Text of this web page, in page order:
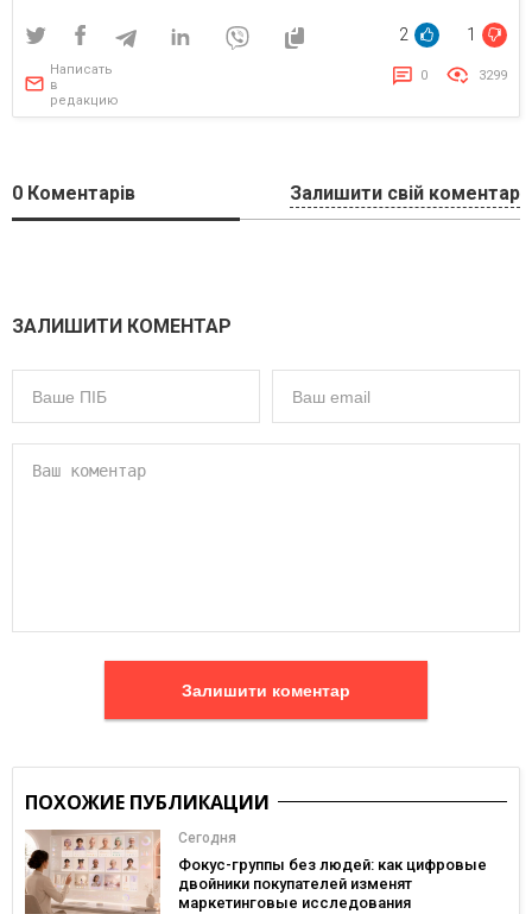
2 1
Написать
в
редакцию
0 3299
0 Коментарів Залишити свій коментар
ЗАЛИШИТИ КОМЕНТАР
Залишити коментар
ПОХОЖИЕ ПУБЛИКАЦИИ
Сегодня
Фокус-группы без людей: как цифровые
двойники покупателей изменят
маркетинговые исследования